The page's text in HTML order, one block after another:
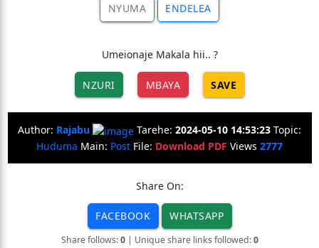
NYUMA ENDELEA
Umeionaje Makala hii.. ?
NZURI MBAYA SAVE
Author: Rajabu Tarehe: 2024-05-10 14:53:23 Topic:
Huduma Main: Post File: Download PDF Views 2777
Share On:
FACEBOOK WHATSAPP
Share follows:0| Unique share links followed:0